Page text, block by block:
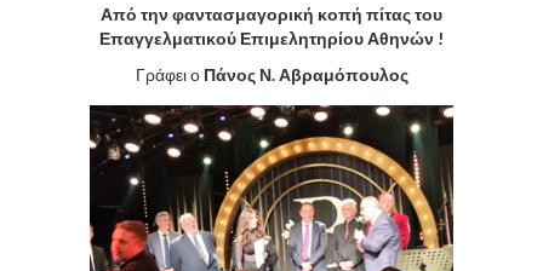
Από την φαντασμαγορική κοπή πίτας του
Επαγγελματικού Επιμελητηρίου Αθηνών !
Γράφει ο Πάνος Ν. Αβραμόπουλος